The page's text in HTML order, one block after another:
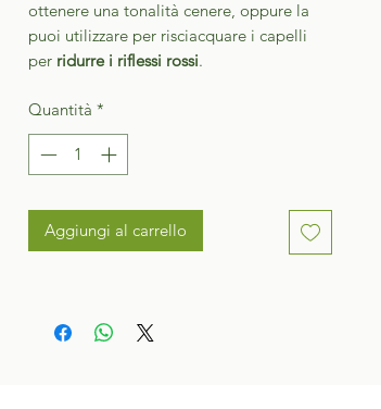
ottenere una tonalità cenere, oppure la
puoi utilizzare per risciacquare i capelli
per ridurre i riflessi rossi.
Quantità *
Aggiungi al carrello